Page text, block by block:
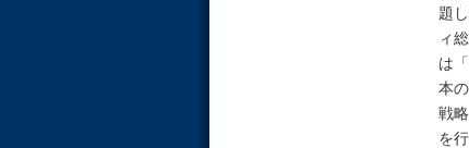
題
ィ
は
本
戦
を